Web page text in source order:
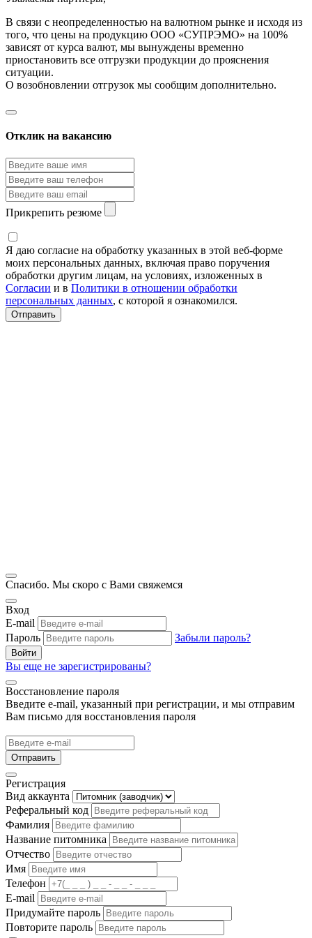
В связи с неопределенностью на валютном рынке и исходя из
того, что цены на продукцию ООО «СУПРЭМО» на 100%
зависят от курса валют, мы вынуждены временно
приостановить все отгрузки продукции до прояснения
ситуации.
О возобновлении отгрузок мы сообщим дополнительно.
Отклик на вакансию
Прикрепить резюме
Я даю согласие на обработку указанных в этой веб-форме
моих персональных данных, включая право поручения
обработки другим лицам, на условиях, изложенных в
Согласии и в Политики в отношении обработки
персональных данных, с которой я ознакомился.
Спасибо. Мы скоро с Вами свяжемся
Вход
E-mail
Пароль
Забыли пароль?
Войти
Вы еще не зарегистрированы?
Восстановление пароля
Введите e-mail, указанный при регистрации, и мы отправим
Вам письмо для восстановления пароля
Отправить
Регистрация
Вид аккаунта
Реферальный код
Фамилия
Название питомника
Отчество
Имя
Телефон
E-mail
Придумайте пароль
Повторите пароль